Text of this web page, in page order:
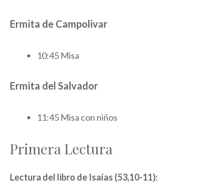
Ermita de Campolivar
10:45 Misa
Ermita del Salvador
11:45 Misa con niños
Primera Lectura
Lectura del libro de Isaías (53,10-11):